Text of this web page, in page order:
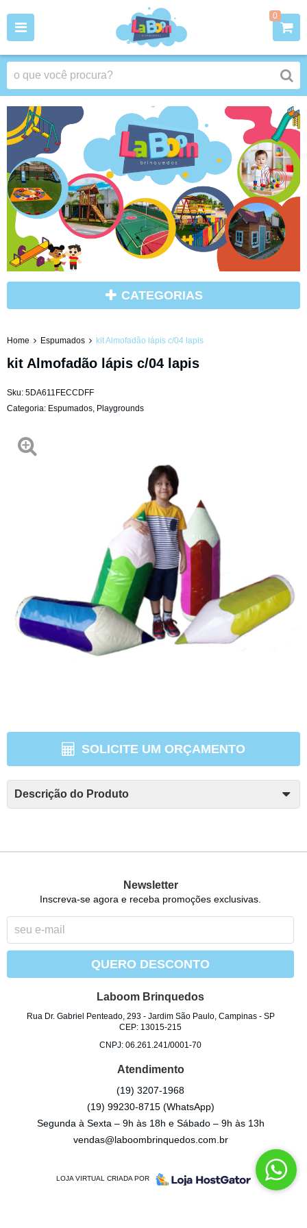
0
CATEGORIAS
Home Espumados kit Almofadão lápis c/04 lapis
kit Almofadão lápis c/04 lapis
Sku: 5DA611FECCDFF
Categoria: Espumados, Playgrounds
SOLICITE UM ORÇAMENTO
Descrição do Produto
Newsletter
Inscreva-se agora e receba promoções exclusivas.
QUERO DESCONTO
Laboom Brinquedos
Rua Dr. Gabriel Penteado, 293- Jardim São Paulo, Campinas- SP
CEP: 13015-215
CNPJ: 06.261.241/0001-70
Atendimento
(19) 3207-1968
(19) 99230-8715 (WhatsApp)
Segunda à Sexta – 9h às 18h e Sábado – 9h às 13h
vendas@laboombrinquedos.com.br
LOJA VIRTUAL CRIADA POR